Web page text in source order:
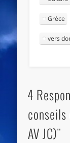
Grèce
vers
4
AV JC)"